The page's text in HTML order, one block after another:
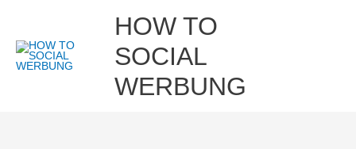
springen
HOW TO
SOCIAL
WERBUNG